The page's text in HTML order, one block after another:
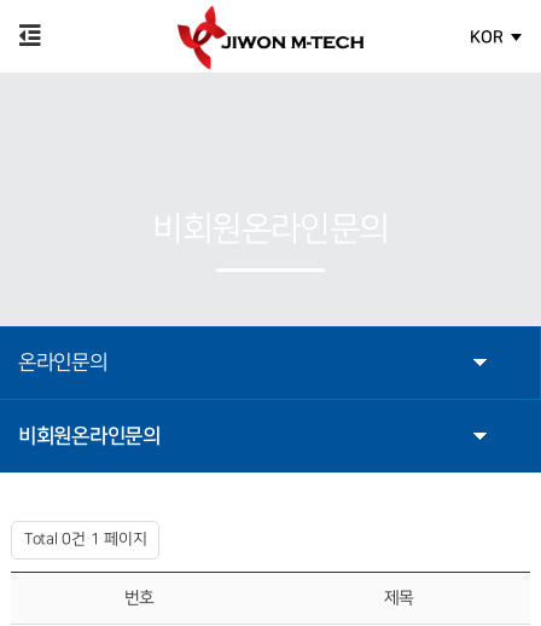
KOR
온라인문의
비회원온라인문의
Total 0건 1 페이지
번호 제목